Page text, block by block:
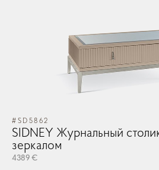
#SD5862
SIDNEY Журнальный
зеркалом
4389 €